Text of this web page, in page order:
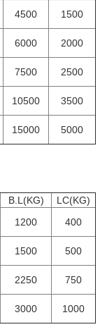
4500
1500
6000
2000
7500
2500
10500
3500
15000 5000
B.L(KG)
LC(KG)
1200
400
1500
500
2250
750
3000 1000